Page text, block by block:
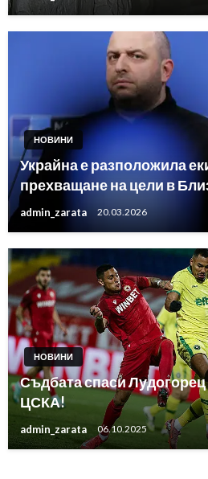
НОВИНИ
Украйна е разположила
прехващане на цели в
admin_zarata 20.03.2026
НОВИНИ
Съдбата спаси Лудогорец
ЦСКА!
admin_zarata 06.10.2025